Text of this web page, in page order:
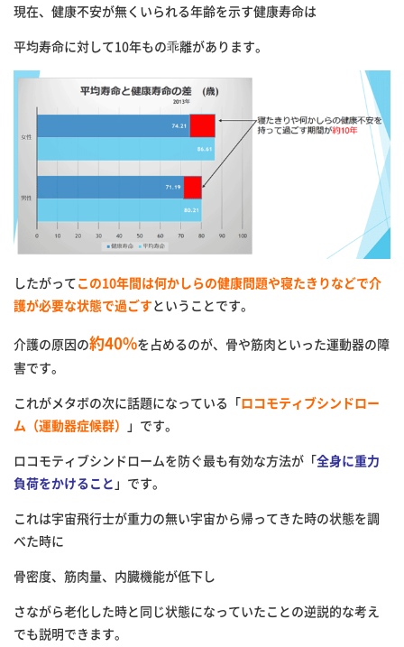
現在、健康不安が無くいられる年齢を示す健康寿命は
平均寿命に対して10年もの乖離があります。
したがってこの10年間は何かしらの健康問題や寝たきりなどで介
護が必要な状態で過ごすということです。
介護の原因の約40%を占めるのが、 骨や筋肉といった運動器の障
害です。
これがメタボの次に話題になっている「ロコモティブシンドロー
ム（運動器症候群） 」です。
ロコモティブシンドロームを防ぐ最も有効な方法が「全身に重力
負荷をかけること 」です。
これは宇宙飛行士が重力の無い宇宙から帰ってきた時の状態を調
べた時に
骨密度、筋肉量、内臓機能が低下し
さながら老化した時と同じ状態になっていたことの逆説的な考え
でも説明できます。